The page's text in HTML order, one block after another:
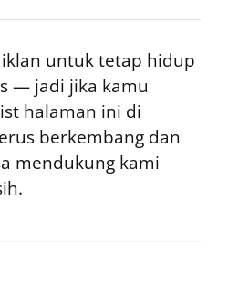
untuk tetap hidup
— jadi jika kamu
halaman ini di
berkembang dan
mendukung kami